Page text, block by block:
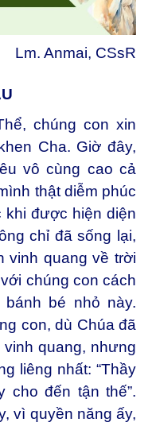
Lm. Anmai, CSsR
chúng con xin
Cha. Giờ đây,
vô cùng cao cả
thật diễm phúc
được hiện diện
chỉ đã sống lại,
vinh quang về trời
chúng con cách
bé nhỏ này.
con, dù Chúa đã
quang, nhưng
liêng nhất: “Thầy
cho đến tận thế”.
vì quyền năng ấy,